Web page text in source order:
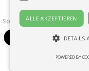
Soziale Medien
ALLE AKZEPTIEREN
DETAILS
POWERED BY